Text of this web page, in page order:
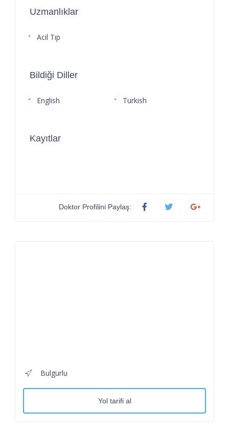
Uzmanlıklar
Acil Tıp
Bildiği Diller
English Turkish
Kayıtlar
Doktor Profilini Paylaş:
Bulgurlu
Yol tarifi al